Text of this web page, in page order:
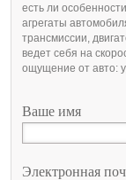
есть ли
агрегаты
трансмиссии,
ведет себя на
ощущение от авто:
Ваше имя
Электронная